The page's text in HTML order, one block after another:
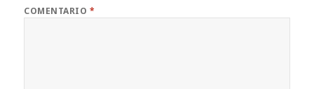
COMENTARIO *